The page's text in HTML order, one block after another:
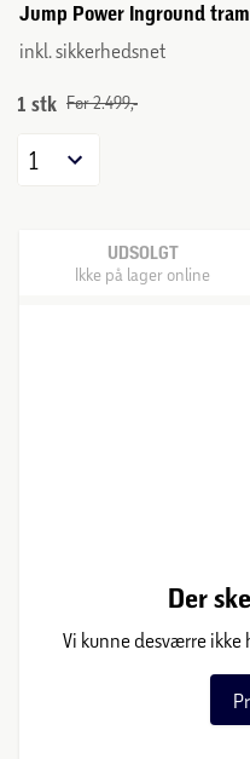
Jump Power Inground
inkl. sikkerhedsnet
1 stk Før 2.499,-
1
UDSOLGT
Ikke på lager online
Der
Vi kunne desværre